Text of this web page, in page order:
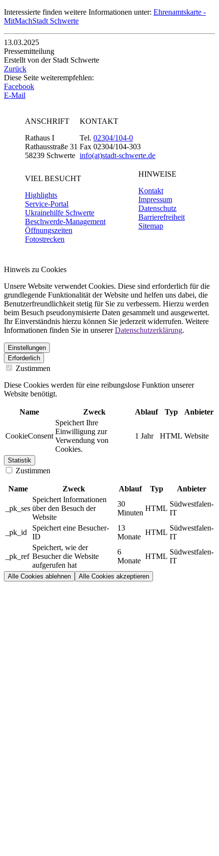
Interessierte finden weitere Informationen unter: Ehrenamtskarte -
MitMachStadt Schwerte
13.03.2025
Pressemitteilung
Erstellt von der Stadt Schwerte
Zurück
Diese Seite weiterempfehlen:
Facebook
E-Mail
ANSCHRIFT
Rathaus I
Rathausstraße 31
58239 Schwerte
KONTAKT
Tel. 02304/104-0
Fax 02304/104-303
info(at)stadt-schwerte.de
VIEL BESUCHT
Highlights
Service-Portal
Ukrainehilfe Schwerte
Beschwerde-Management
Öffnungszeiten
Fotostrecken
HINWEISE
Kontakt
Impressum
Datenschutz
Barrierefreiheit
Sitemap
Hinweis zu Cookies
Unsere Website verwendet Cookies. Diese sind erforderlich für die
grundlegende Funktionalität der Website und helfen uns dabei, die
Benutzerfreundlichkeit stetig für Sie zu verbessern. Hierzu werden
beim Besuch pseudonymisierte Daten gesammelt und ausgewertet.
Ihr Einverständnis hierzu können Sie jederzeit widerrufen. Weitere
Informationen finden Sie in unsererDatenschutzerklärung.
Einstellungen
Erforderlich
Zustimmen
Diese Cookies werden für eine reibungslose Funktion unserer
Website benötigt.
Name Zweck Ablauf Typ Anbieter
CookieConsent
Speichert Ihre
Einwilligung zur
Verwendung von
Cookies.
1 Jahr HTML Website
Statistik
Zustimmen
Name Zweck Ablauf Typ Anbieter
_pk_ses
Speichert Informationen
über den Besuch der
Website
30
Minuten
HTML
Südwestfalen-
IT
_pk_id
Speichert eine Besucher-
ID
13
Monate
HTML
Südwestfalen-
IT
_pk_ref
Speichert, wie der
Besucher die Website
aufgerufen hat
6
Monate
HTML
Südwestfalen-
IT
Alle Cookies ablehnen Alle Cookies akzeptieren